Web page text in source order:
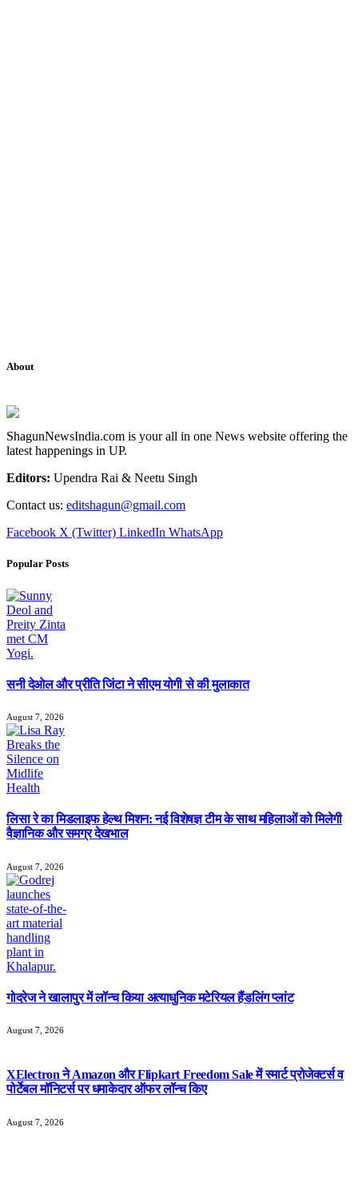
About
ShagunNewsIndia.com is your all in one News website offering the
latest happenings in UP.
Editors: Upendra Rai & Neetu Singh
Contact us: editshagun@gmail.com
Facebook X (Twitter) LinkedIn WhatsApp
Popular Posts
सनी देओल और प्रीति जिंटा ने सीएम योगी से की मुलाकात
August 7, 2026
लिसा रे का मिडलाइफ हेल्थ मिशन: नई विशेषज्ञ टीम के साथ महिलाओं को मिलेगी
वैज्ञानिक और समग्र देखभाल
August 7, 2026
गोदरेज ने खालापुर में लॉन्च किया अत्याधुनिक मटेरियल हैंडलिंग प्लांट
August 7, 2026
XElectron ने Amazon और Flipkart Freedom Sale में स्मार्ट प्रोजेक्टर्स व
पोर्टेबल मॉनिटर्स पर धमाकेदार ऑफर लॉन्च किए
August 7, 2026